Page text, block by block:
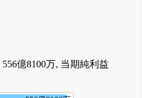
556億8100万, 当期純利益